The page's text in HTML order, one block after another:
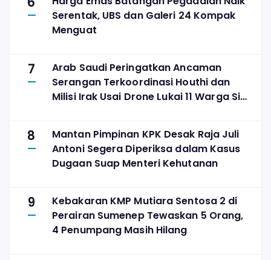
Serentak, UBS dan Galeri 24 Kompak
Menguat
7
Arab Saudi Peringatkan Ancaman
Serangan Terkoordinasi Houthi dan
Milisi Irak Usai Drone Lukai 11 Warga Sipil
8
Mantan Pimpinan KPK Desak Raja Juli
Antoni Segera Diperiksa dalam Kasus
Dugaan Suap Menteri Kehutanan
9
Kebakaran KMP Mutiara Sentosa 2 di
Perairan Sumenep Tewaskan 5 Orang,
4 Penumpang Masih Hilang